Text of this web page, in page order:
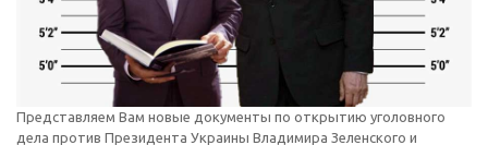
Представляем Вам новые документы по открытию уголовного
дела против Президента Украины Владимира Зеленского и